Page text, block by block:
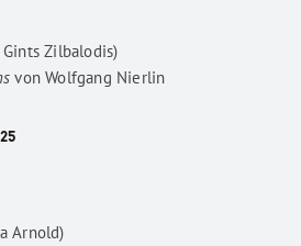
Zilbalodis)
vonWolfgang Nierlin
Arnold)